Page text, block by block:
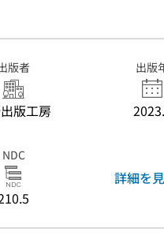
版者
版工房
出版
NDC
詳細を